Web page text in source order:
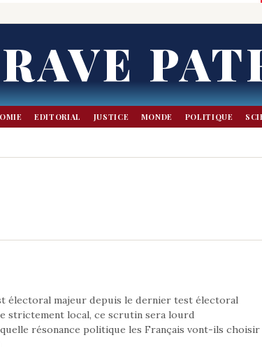
EDITORIAL JUSTICE MONDE POLITIQUE
électoral majeur depuis le dernier test électoral
strictement local, ce scrutin sera lourd
quelle résonance politique les Français vont-ils choisir